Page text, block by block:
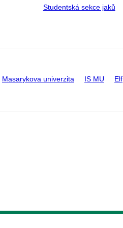
Studentská sekce jaků
Masarykova univerzita IS MU Elf